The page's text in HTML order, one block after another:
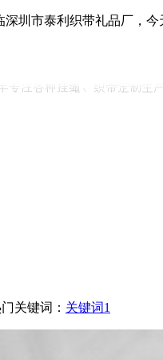
深圳市泰利织带礼品厂，今
关键词： 关键词1